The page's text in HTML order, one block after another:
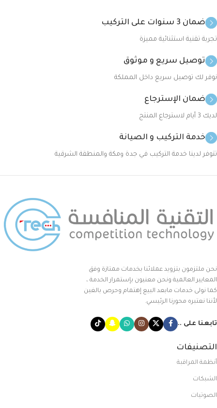
ضمان 3 سنوات على التركيب
تجربة تقنية استثنائية مميزة
توصيل سريع و موثوق
نوفر لك توصيل سريع داخل المملكة
ضمان الإسترجاع
لديك 3 أيام لاسترجاع المنتج
خدمة التركيب و الصيانة
تتوفر لدينا خدمة التركيب في جدة ومكة والمنطقة الشرقية
نحن ملتزمون بتزويد عملائنا بخدمات ممتازة وفق
المعايير العالمية ونحن معنيون بإستمرار الخدمة ،
كما نولى خدمات مابعد البيع إهتمام وحرص بالغين
لأننا نعتبره محورنا الرئيسي.
تابعنا على ..
التصنيفات
أنظمة المراقبة
الشبكات
الصوتيات